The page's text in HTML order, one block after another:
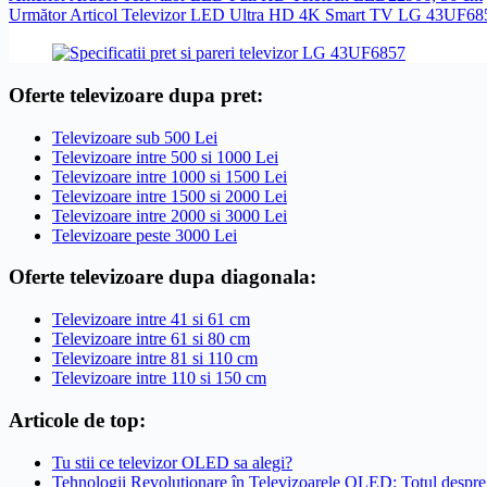
UrmătorArticol Televizor LED Ultra HD 4K Smart TV LG
Oferte televizoare dupa pret:
Televizoare sub 500 Lei
Televizoare intre 500 si 1000 Lei
Televizoare intre 1000 si 1500 Lei
Televizoare intre 1500 si 2000 Lei
Televizoare intre 2000 si 3000 Lei
Televizoare peste 3000 Lei
Oferte televizoare dupa diagonala:
Televizoare intre 41 si 61 cm
Televizoare intre 61 si 80 cm
Televizoare intre 81 si 110 cm
Televizoare intre 110 si 150 cm
Articole de top:
Tu stii ce televizor OLED sa alegi?
Tehnologii Revoluționare în Televizoarele OLED: Totul